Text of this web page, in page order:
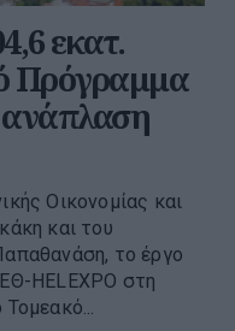
εκατ.
Πρόγραμμα
ανάπλαση
Οικονομίας και
και του
το έργο
HELEXPO στη